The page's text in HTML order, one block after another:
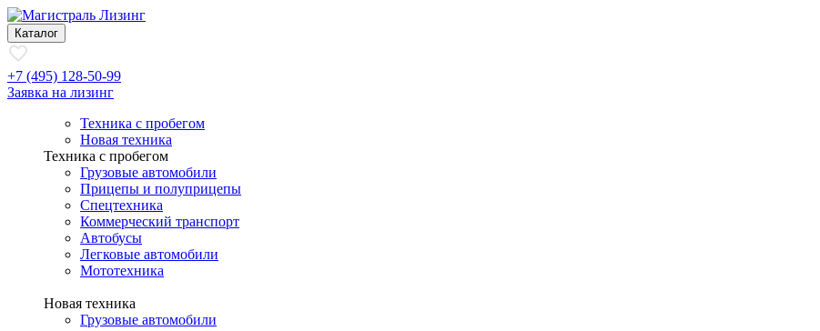
Каталог
+7 (495) 128-50-99
Заявка на лизинг
Техника с пробегом
Новая техника
Техника с пробегом
Грузовые автомобили
Прицепы и полуприцепы
Спецтехника
Коммерческий транспорт
Автобусы
Легковые автомобили
Мототехника
Новая техника
Грузовые автомобили